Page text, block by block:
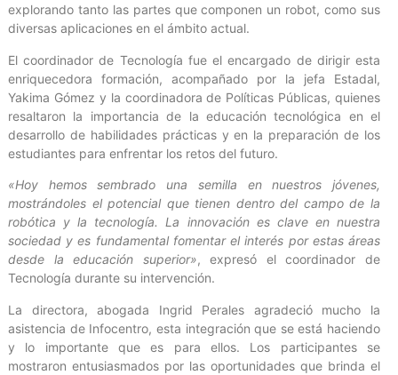
explorando tanto las partes que componen un robot, como sus
diversas aplicaciones en el ámbito actual.
El coordinador de Tecnología fue el encargado de dirigir esta
enriquecedora formación, acompañado por la jefa Estadal,
Yakima Gómez y la coordinadora de Políticas Públicas, quienes
resaltaron la importancia de la educación tecnológica en el
desarrollo de habilidades prácticas y en la preparación de los
estudiantes para enfrentar los retos del futuro.
«Hoy hemos sembrado una semilla en nuestros jóvenes,
mostrándoles el potencial que tienen dentro del campo de la
robótica y la tecnología. La innovación es clave en nuestra
sociedad y es fundamental fomentar el interés por estas áreas
desde la educación superior», expresó el coordinador de
Tecnología durante su intervención.
La directora, abogada Ingrid Perales agradeció mucho la
asistencia de Infocentro, esta integración que se está haciendo
y lo importante que es para ellos. Los participantes se
mostraron entusiasmados por las oportunidades que brinda el